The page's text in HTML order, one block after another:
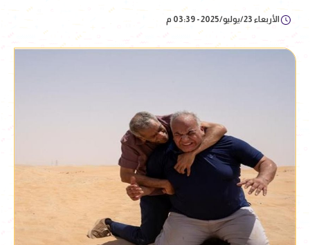
الأربعاء 23/يوليو/2025 - 03:39 م